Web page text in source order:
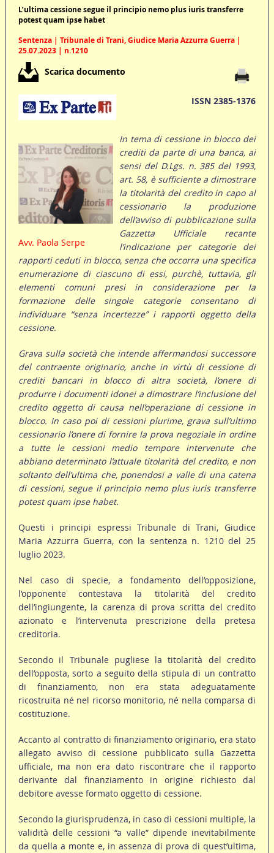
L’ultima cessione segue il principio nemo plus iuris transferre
potest quam ipse habet
Sentenza | Tribunale di Trani, Giudice Maria Azzurra Guerra |
25.07.2023 | n.1210
Scarica documento
ISSN 2385-1376
Avv. Paola Serpe
In tema di cessione in blocco dei
crediti da parte di una banca, ai
sensi del D.Lgs. n. 385 del 1993,
art. 58, è sufficiente a dimostrare
la titolarità del credito in capo al
cessionario la produzione
dell’avviso di pubblicazione sulla
Gazzetta Ufficiale recante
l’indicazione per categorie dei
rapporti ceduti in blocco, senza che occorra una specifica
enumerazione di ciascuno di essi, purchè, tuttavia, gli
elementi comuni presi in considerazione per la
formazione delle singole categorie consentano di
individuare “senza incertezze” i rapporti oggetto della
cessione.
Grava sulla società che intende affermandosi successore
del contraente originario, anche in virtù di cessione di
crediti bancari in blocco di altra società, l’onere di
produrre i documenti idonei a dimostrare l’inclusione del
credito oggetto di causa nell’operazione di cessione in
blocco. In caso poi di cessioni plurime, grava sull’ultimo
cessionario l’onere di fornire la prova negoziale in ordine
a tutte le cessioni medio tempore intervenute che
abbiano determinato l’attuale titolarità del credito, e non
soltanto dell’ultima che, ponendosi a valle di una catena
di cessioni, segue il principio nemo plus iuris transferre
potest quam ipse habet.
Questi i principi espressi Tribunale di Trani, Giudice
Maria Azzurra Guerra, con la sentenza n. 1210 del 25
luglio 2023.
Nel caso di specie, a fondamento dell’opposizione,
l’opponente contestava la titolarità del credito
dell’ingiungente, la carenza di prova scritta del credito
azionato e l’intervenuta prescrizione della pretesa
creditoria.
Secondo il Tribunale pugliese la titolarità del credito
dell’opposta, sorto a seguito della stipula di un contratto
di finanziamento, non era stata adeguatamente
ricostruita né nel ricorso monitorio, né nella comparsa di
costituzione.
Accanto al contratto di finanziamento originario, era stato
allegato avviso di cessione pubblicato sulla Gazzetta
ufficiale, ma non era dato riscontrare che il rapporto
derivante dal finanziamento in origine richiesto dal
debitore avesse formato oggetto di cessione.
Secondo la giurisprudenza, in caso di cessioni multiple, la
validità delle cessioni “a valle” dipende inevitabilmente
da quella a monte e, in assenza di prova di quest’ultima,